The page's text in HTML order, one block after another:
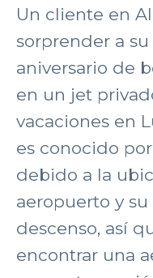
Un cliente en
sorprender a
aniversario de
en un jet
vacaciones en
es conocido
debido a la
aeropuerto y
descenso, así
encontrar una